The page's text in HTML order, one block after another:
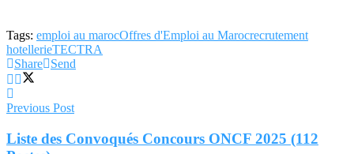
Tags: emploi au marocOffres d'Emploi au Marocrecrutement
hotellerieTECTRA
Share
Send
Previous Post
Liste des Convoqués Concours ONCF 2025 (112